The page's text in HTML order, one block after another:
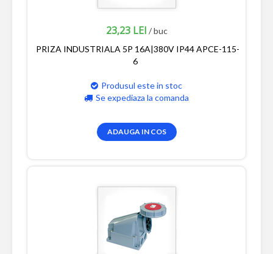
23,23 LEI / buc
PRIZA INDUSTRIALA 5P 16A|380V IP44 APCE-115-
6
Produsul este in stoc
Se expediaza la comanda
ADAUGA IN COS